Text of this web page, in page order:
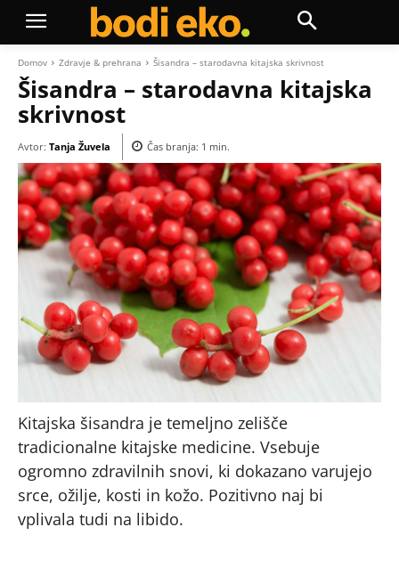
Domov Zdravje & prehrana Šisandra – starodavna kitajska skrivnost
Šisandra – starodavna kitajska
skrivnost
Avtor: Tanja Žuvela Čas branja: 1 min.
Kitajska šisandra je temeljno zelišče
tradicionalne kitajske medicine. Vsebuje
ogromno zdravilnih snovi, ki dokazano varujejo
srce, ožilje, kosti in kožo. Pozitivno naj bi
vplivala tudi na libido.